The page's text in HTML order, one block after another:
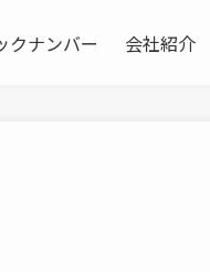
クナンバー 会社紹介